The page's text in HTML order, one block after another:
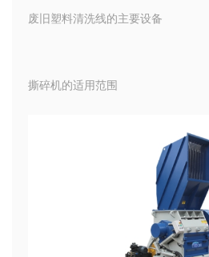
废旧塑料清洗线的主要设备
撕碎机的适用范围